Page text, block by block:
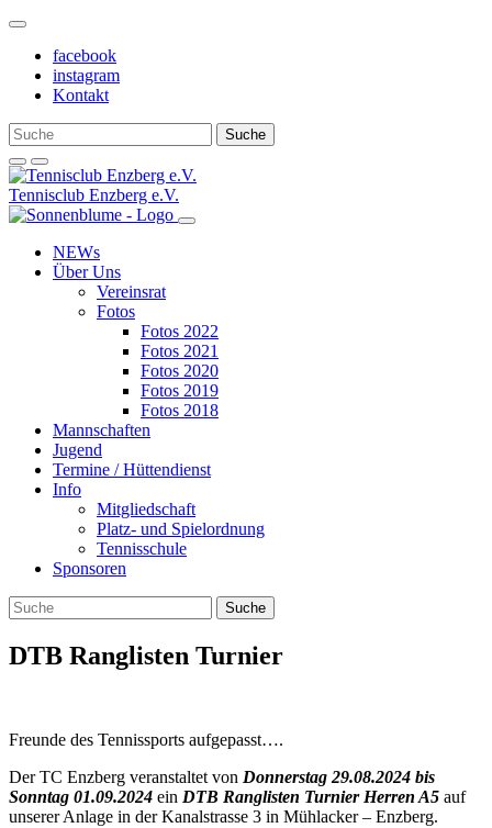
Weiter
Inhalt
facebook
instagram
Kontakt
Tennisclub Enzberg e.V.
NEWs
Über Uns
Vereinsrat
Fotos
Fotos 2022
Fotos 2021
Fotos 2020
Fotos 2019
Fotos 2018
Mannschaften
Jugend
Termine / Hüttendienst
Info
Mitgliedschaft
Platz- und Spielordnung
Tennisschule
Sponsoren
DTB Ranglisten Turnier
Freunde des Tennissports aufgepasst….
Der TC Enzberg veranstaltet von Donnerstag 29.08.2024 bis
Sonntag 01.09.2024 ein DTB Ranglisten Turnier Herren A5 auf
unserer Anlage in der Kanalstrasse 3 in Mühlacker – Enzberg.